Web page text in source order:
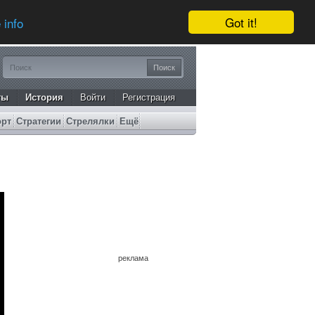
Got it!
info
История Войти Регистрация
Стратегии Стрелялки Ещё
реклама